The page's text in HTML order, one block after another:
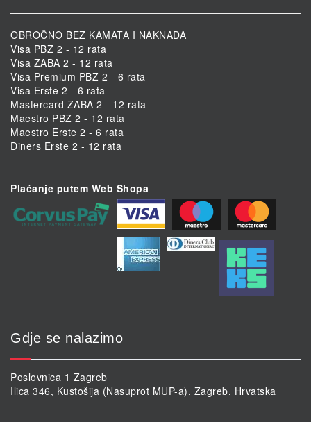
OBROČNO BEZ KAMATA I NAKNADA
Visa PBZ 2 - 12 rata
Visa ZABA 2 - 12 rata
Visa Premium PBZ 2 - 6 rata
Visa Erste 2 - 6 rata
Mastercard ZABA 2 - 12 rata
Maestro PBZ 2 - 12 rata
Maestro Erste 2 - 6 rata
Diners Erste 2 - 12 rata
Plaćanje putem Web Shopa
Gdje se nalazimo
Poslovnica 1 Zagreb
Ilica 346, Kustošija (Nasuprot MUP-a), Zagreb, Hrvatska